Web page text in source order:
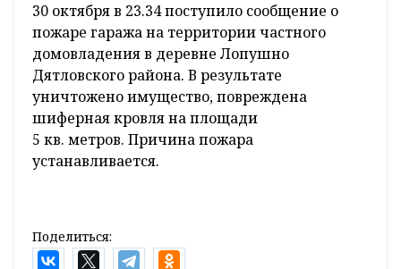
30 октября в 23.34 поступило сообщение о
пожаре гаража на территории частного
домовладения в деревне Лопушно
Дятловского района. В результате
уничтожено имущество, повреждена
шиферная кровля на площади
5 кв. метров. Причина пожара
устанавливается.
Поделиться: